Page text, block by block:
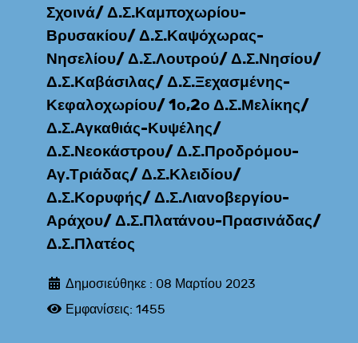
Σχοινά/ Δ.Σ.Καμποχωρίου-
Βρυσακίου/ Δ.Σ.Καψόχωρας-
Νησελίου/ Δ.Σ.Λουτρού/ Δ.Σ.Νησίου/
Δ.Σ.Καβάσιλας/ Δ.Σ.Ξεχασμένης-
Κεφαλοχωρίου/ 1ο,2ο Δ.Σ.Μελίκης/
Δ.Σ.Αγκαθιάς-Κυψέλης/
Δ.Σ.Νεοκάστρου/ Δ.Σ.Προδρόμου-
Αγ.Τριάδας/ Δ.Σ.Κλειδίου/
Δ.Σ.Κορυφής/ Δ.Σ.Λιανοβεργίου-
Αράχου/ Δ.Σ.Πλατάνου-Πρασινάδας/
Δ.Σ.Πλατέος
Δημοσιεύθηκε : 08 Μαρτίου 2023
Εμφανίσεις: 1455